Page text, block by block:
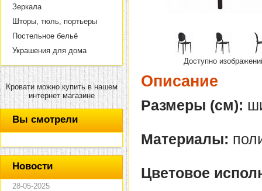
Зеркала
Шторы, тюль, портьеры
Постельное бельё
Украшения для дома
Кровати можно купить в нашем
интернет магазине
Вы смотрели
Новости
28-05-2025
Доступно
Описание
Размеры (см):
Материалы:
Цветовое